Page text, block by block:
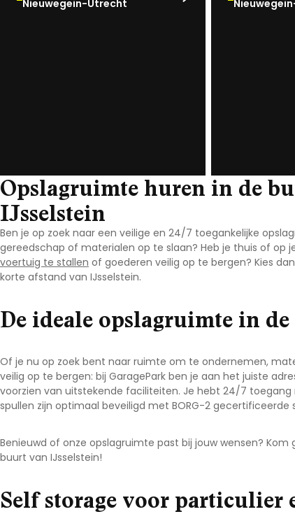
Nieuwegein-Utrecht
Opslagruimte huren in de
IJsselstein
Ben je op zoek naar een veilige en 24/7 toegankelijke
gereedschap of materialen op te slaan? Heb je thuis of op
voertuig te stallen of goederen veilig op te bergen? Kies
korte afstand van IJsselstein.
De ideale opslagruimte in
Of je nu op zoek bent naar ruimte om te ondernemen,
veilig op te bergen: bij GaragePark ben je aan het juiste
voorzien van uitstekende faciliteiten. Je hebt 24/7
spullen zijn optimaal beveiligd met BORG-2
Benieuwd of onze opslagruimte past bij jouw wensen?
buurt van IJsselstein!
Self storage voor particulier